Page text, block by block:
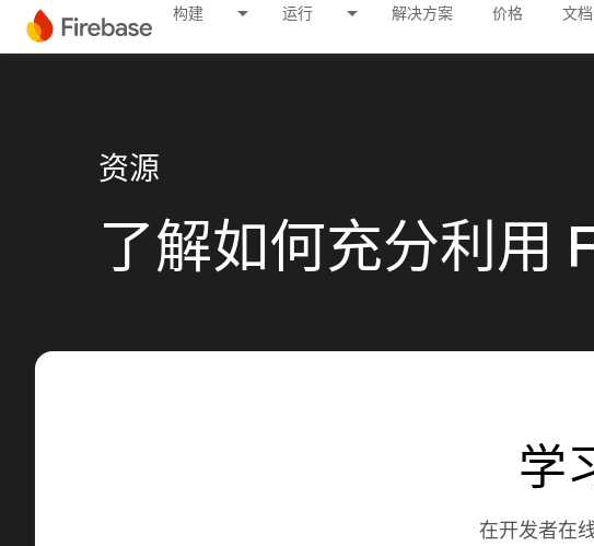
构建 运行 解决方案 价格 文档
资源
了解如何充分利用
学
在开发者在